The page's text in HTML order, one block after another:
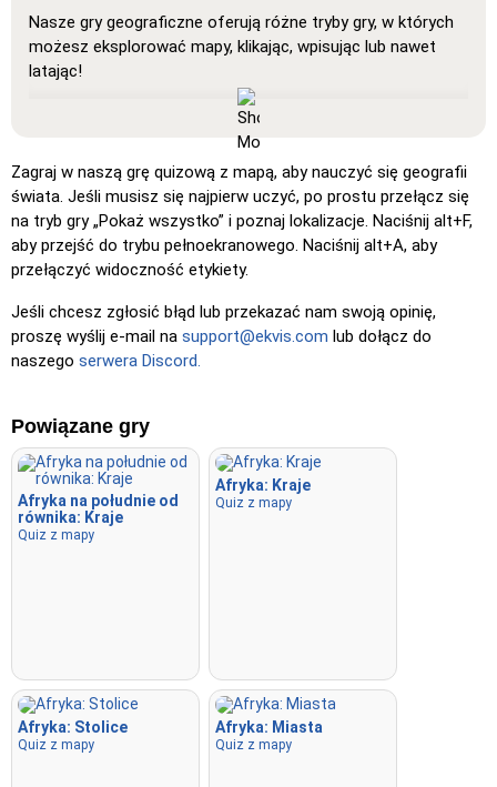
Nasze gry geograficzne oferują różne tryby gry, w których
możesz eksplorować mapy, klikając, wpisując lub nawet
latając!
: Tryb nauki, w którym wszystkie
lokalizacje są widoczne na mapie, co ułatwia
Kliknij (bardzo proste): Działa jak „Kliknij”, ale po
najechaniu kursorem na lokalizację jej nazwa zostaje
wyświetlona.
Kliknij (łatwe): Podobne do „Kliknij”, ale podświetlane są
Kliknij: Kliknij dokładnie w lokalizację, którą musisz znaleźć.
Kliknij (trudno): Jak „Kliknij”, ale po kliknięciu lokalizacje
Kliknij (bez granic)
granic, co zwiększa poziom trudności.
Kliknij (flagi): Jak „Kliknij”, ale wyświetlana jest tylko flaga –
bez nazw.
Wpisz: Wpisz nazwę podświetlonej lokalizacji.
Latać: Steruj za pomocą strzałek lub klawiszy WASD i użyj
spacji, aby zwiększyć prędkość.
Zagraj w naszą grę quizową z mapą, aby nauczyć się geografii
świata. Jeśli musisz się najpierw uczyć, po prostu przełącz się
na tryb gry „Pokaż wszystko” i poznaj lokalizacje. Naciśnij alt+F,
aby przejść do trybu pełnoekranowego. Naciśnij alt+A, aby
przełączyć widoczność etykiety.
Jeśli chcesz zgłosić błąd lub przekazać nam swoją opinię,
proszę wyślij e-mail na support@ekvis.com lub dołącz do
naszego serwera Discord.
Powiązane gry
Afryka na południe od
równika: Kraje
Quiz z mapy
Afryka: Kraje
Quiz z mapy
Afryka: Stolice
Quiz z mapy
Afryka: Miasta
Quiz z mapy